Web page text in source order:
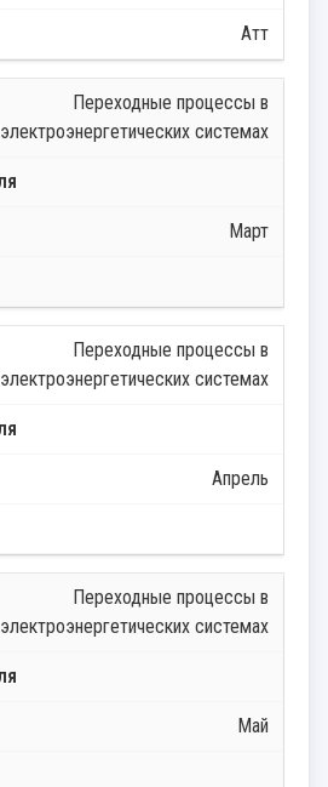
Атт
Переходные процессы в
электроэнергетических системах
Март
Переходные процессы в
электроэнергетических системах
Апрель
Переходные процессы в
электроэнергетических системах
Май